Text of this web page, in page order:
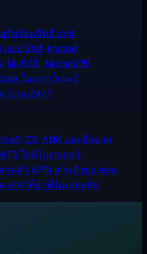
ร์พร้อมสิทธิ์ root
แบบ Self-hosted
MySQL, MongoDB
ในเบราว์เซอร์
ำงาน 24/7
CS, ARK และอีกมาก
ใกล้โบรกเกอร์
วนตัว VPN ส่วนตัวของคุณ
เดสก์ท็อปที่ไม่เคยหลับ